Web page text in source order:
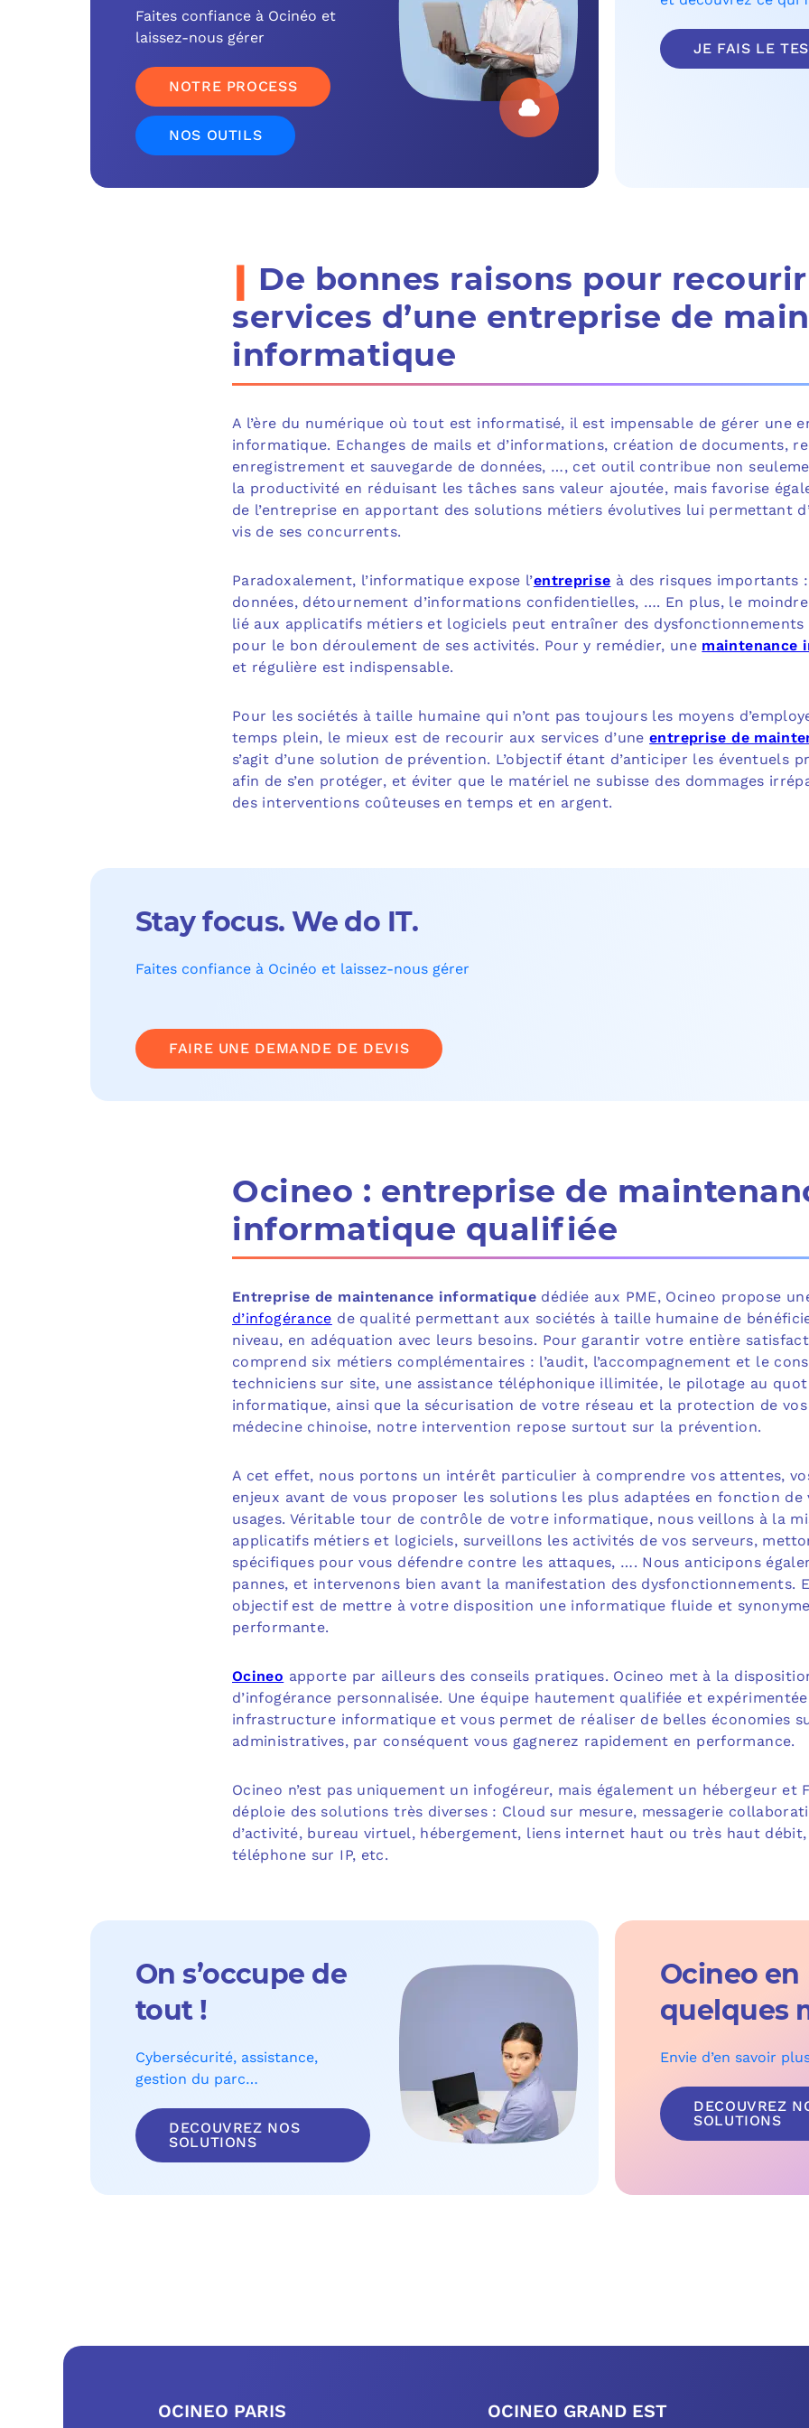
Faites confiance à Ocinéo et
laissez-nous gérer
NOTRE PROCESS
NOS OUTILS
JE FAIS LE
i De bonnes raisons pour
services d’une entreprise de
informatique
A l’ère du numérique où tout est informatisé, il est impensable de gérer une
informatique. Echanges de mails et d’informations, création de documents,
enregistrement et sauvegarde de données, …, cet outil contribue non
la productivité en réduisant les tâches sans valeur ajoutée, mais favorise
de l’entreprise en apportant des solutions métiers évolutives lui permettant
vis de ses concurrents.
Paradoxalement, l’informatique expose l’entreprise à des risques importants
données, détournement d’informations confidentielles, …. En plus, le
lié aux applicatifs métiers et logiciels peut entraîner des dysfonctionnements
pour le bon déroulement de ses activités. Pour y remédier, une maintenance
et régulière est indispensable.
Pour les sociétés à taille humaine qui n’ont pas toujours les moyens
temps plein, le mieux est de recourir aux services d’uneentreprise de
s’agit d’une solution de prévention. L’objectif étant d’anticiper les éventuels
afin de s’en protéger, et éviter que le matériel ne subisse des dommages
des interventions coûteuses en temps et en argent.
Stay focus. We do IT.
Faites confiance à Ocinéo et laissez-nous gérer
FAIRE UNE DEMANDE DE DEVIS
Ocineo : entreprise de
informatique qualifiée
Entreprise de maintenance informatique dédiée aux PME, Ocineo propose
d’infogérance de qualité permettant aux sociétés à taille humaine de
niveau, en adéquation avec leurs besoins. Pour garantir votre entière
comprend six métiers complémentaires : l’audit, l’accompagnement et le
techniciens sur site, une assistance téléphonique illimitée, le pilotage au
informatique, ainsi que la sécurisation de votre réseau et la protection de vos
médecine chinoise, notre intervention repose surtout sur la prévention.
A cet effet, nous portons un intérêt particulier à comprendre vos attentes,
enjeux avant de vous proposer les solutions les plus adaptées en fonction de
usages. Véritable tour de contrôle de votre informatique, nous veillons à la
applicatifs métiers et logiciels, surveillons les activités de vos serveurs,
spécifiques pour vous défendre contre les attaques, …. Nous anticipons
pannes, et intervenons bien avant la manifestation des dysfonctionnements.
objectif est de mettre à votre disposition une informatique fluide et
performante.
Ocineo apporte par ailleurs des conseils pratiques. Ocineo met à la
d’infogérance personnalisée. Une équipe hautement qualifiée et
infrastructure informatique et vous permet de réaliser de belles économies
administratives, par conséquent vous gagnerez rapidement en performance.
Ocineo n’est pas uniquement un infogéreur, mais également un hébergeur et
déploie des solutions très diverses : Cloud sur mesure, messagerie
d’activité, bureau virtuel, hébergement, liens internet haut ou très haut
téléphone sur IP, etc.
On s’occupe de
tout !
Cybersécurité, assistance,
gestion du parc…
DECOUVREZ NOS
SOLUTIONS
Ocineo en
quelques
Envie d’en savoir
DECOUVREZ
SOLUTIONS
OCINEO PARIS OCINEO GRAND EST
MICROSOFT
MICROSOFT
PLAN DE